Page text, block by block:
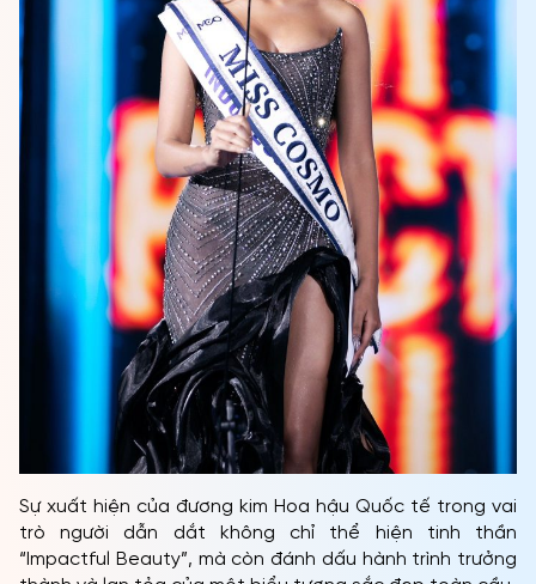
Sự xuất hiện của đương kim Hoa hậu Quốc tế trong vai
trò người dẫn dắt không chỉ thể hiện tinh thần
“Impactful Beauty”, mà còn đánh dấu hành trình trưởng